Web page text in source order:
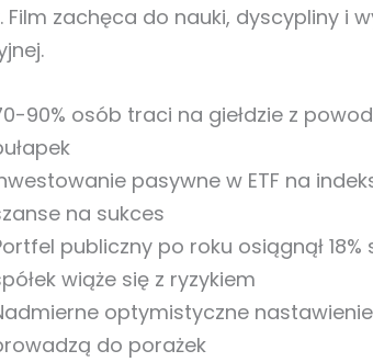
Film zachęca do nauki, dyscypliny i
90% osób traci na giełdzie z
pasywne w ETF na
na sukces
publiczny po roku osiągnął
wiąże się z ryzykiem
optymistyczne
do porażek